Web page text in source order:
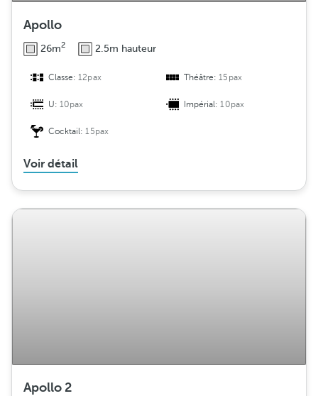
Apollo
26m2 2.5m hauteur
Classe:12pax Théâtre:15pax
U:10pax Impérial:10pax
Cocktail:15pax
Voir détail
Apollo 2